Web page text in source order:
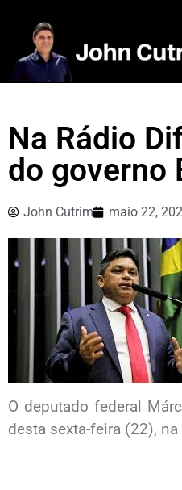
Na Rádio
do governo
John Cutrim maio 22,
O deputado federal
desta sexta-feira (22),